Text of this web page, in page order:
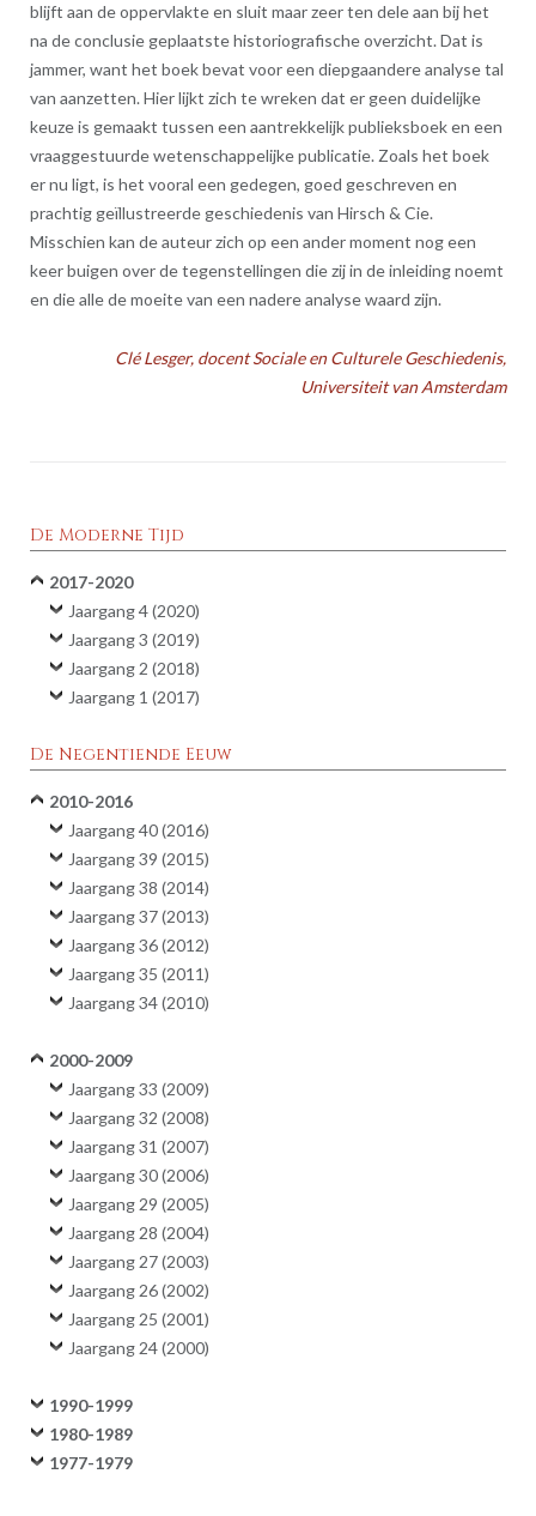
blijft aan de oppervlakte en sluit maar zeer ten dele aan bij het
na de conclusie geplaatste historiografische overzicht. Dat is
jammer, want het boek bevat voor een diepgaandere analyse tal
van aanzetten. Hier lijkt zich te wreken dat er geen duidelijke
keuze is gemaakt tussen een aantrekkelijk publieksboek en een
vraaggestuurde wetenschappelijke publicatie. Zoals het boek
er nu ligt, is het vooral een gedegen, goed geschreven en
prachtig geïllustreerde geschiedenis van Hirsch & Cie.
Misschien kan de auteur zich op een ander moment nog een
keer buigen over de tegenstellingen die zij in de inleiding noemt
en die alle de moeite van een nadere analyse waard zijn.
Clé Lesger, docent Sociale en Culturele Geschiedenis,
Universiteit van Amsterdam
De Moderne Tijd
2017-2020
Jaargang 4 (2020)
Jaargang 3 (2019)
Jaargang 2 (2018)
Jaargang 1 (2017)
De Negentiende Eeuw
2010-2016
Jaargang 40 (2016)
Jaargang 39 (2015)
Jaargang 38 (2014)
Jaargang 37 (2013)
Jaargang 36 (2012)
Jaargang 35 (2011)
Jaargang 34 (2010)
2000-2009
Jaargang 33 (2009)
Jaargang 32 (2008)
Jaargang 31 (2007)
Jaargang 30 (2006)
Jaargang 29 (2005)
Jaargang 28 (2004)
Jaargang 27 (2003)
Jaargang 26 (2002)
Jaargang 25 (2001)
Jaargang 24 (2000)
1990-1999
1980-1989
1977-1979